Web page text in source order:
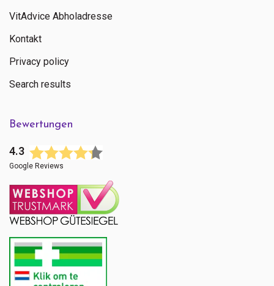
VitAdvice Abholadresse
Kontakt
Privacy policy
Search results
Bewertungen
4.3
Google Reviews